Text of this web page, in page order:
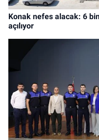
Konak nefes alacak: 6
açılıyor